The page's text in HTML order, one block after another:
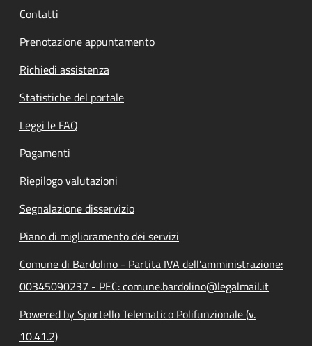
Contatti
Prenotazione appuntamento
Richiedi assistenza
Statistiche del portale
Leggi le FAQ
Pagamenti
Riepilogo valutazioni
Segnalazione disservizio
Piano di miglioramento dei servizi
Comune di Bardolino - Partita IVA dell'amministrazione:
00345090237 - PEC: comune.bardolino@legalmail.it
Powered by Sportello Telematico Polifunzionale (v.
10.41.2)